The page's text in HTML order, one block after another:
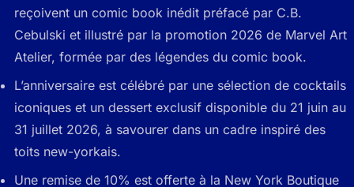
reçoivent un comic book inédit préfacé par C.B.
Cebulski et illustré par la promotion 2026 de Marvel Art
Atelier, formée par des légendes du comic book.
L’anniversaire est célébré par une sélection de cocktails
iconiques et un dessert exclusif disponible du 21 juin au
31 juillet 2026, à savourer dans un cadre inspiré des
toits new-yorkais.
Une remise de 10% est offerte à la New York Boutique